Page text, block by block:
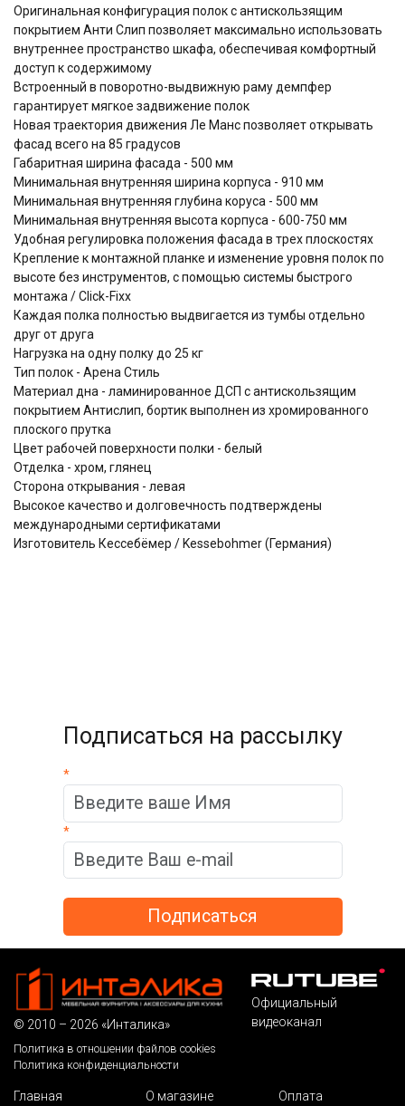
Оригинальная конфигурация полок с антискользящим
покрытием Анти Слип позволяет максимально использовать
внутреннее пространство шкафа, обеспечивая комфортный
доступ к содержимому
Встроенный в поворотно-выдвижную раму демпфер
гарантирует мягкое задвижение полок
Новая траектория движения Ле Манс позволяет открывать
фасад всего на 85 градусов
Габаритная ширина фасада - 500 мм
Минимальная внутренняя ширина корпуса - 910 мм
Минимальная внутренняя глубина коруса - 500 мм
Минимальная внутренняя высота корпуса - 600-750 мм
Удобная регулировка положения фасада в трех плоскостях
Крепление к монтажной планке и изменение уровня полок по
высоте без инструментов, с помощью системы быстрого
монтажа / Click-Fixx
Каждая полка полностью выдвигается из тумбы отдельно
друг от друга
Нагрузка на одну полку до 25 кг
Тип полок - Арена Стиль
Материал дна - ламинированное ДСП с антискользящим
покрытием Антислип, бортик выполнен из хромированного
плоского прутка
Цвет рабочей поверхности полки - белый
Отделка - хром, глянец
Сторона открывания - левая
Высокое качество и долговечность подтверждены
международными сертификатами
Изготовитель Кессебёмер / Kessebohmer (Германия)
Подписаться на рассылку
*
*
© 2010 – 2026 «Инталика»
Политика в отношении файлов cookies
Политика конфиденциальности
Официальный
видеоканал
Главная О магазине Оплата